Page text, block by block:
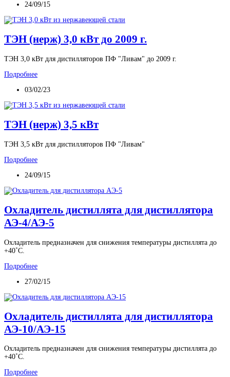
24/09/15
ТЭН (нерж) 3,0 кВт до 2009 г.
ТЭН 3,0 кВт для дистилляторов ПФ "Ливам" до 2009 г.
Подробнее
03/02/23
ТЭН (нерж) 3,5 кВт
ТЭН 3,5 кВт для дистилляторов ПФ "Ливам"
Подробнее
24/09/15
Охладитель дистиллята для дистиллятора
АЭ-4/АЭ-5
Охладитель предназначен для снижения температуры дистиллята до
+40˚С.
Подробнее
27/02/15
Охладитель дистиллята для дистиллятора
АЭ-10/АЭ-15
Охладитель предназначен для снижения температуры дистиллята до
+40˚С.
Подробнее